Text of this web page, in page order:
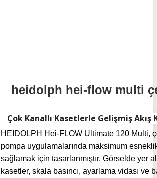
Çok Kanallı Kasetlerle Gelişmiş Akış
HEIDOLPH Hei-FLOW Ultimate 120 Multi,
pompa uygulamalarında maksimum
sağlamak için tasarlanmıştır. Görselde yer
kasetler, skala basıncı, ayarlama vidası ve